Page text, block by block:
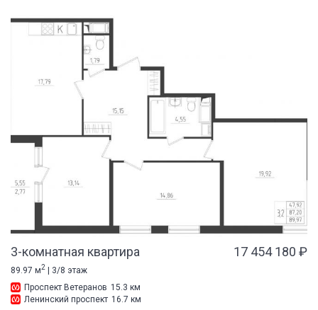
3-комнатная квартира 17 454 180 ₽
89.97 м2 | 3/8 этаж
Проспект Ветеранов 15.3 км
Ленинский проспект 16.7 км